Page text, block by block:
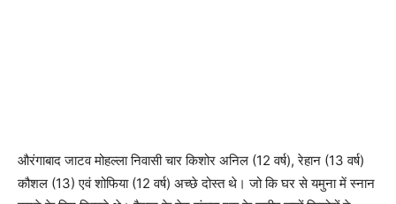
औरंगाबाद जाटव मोहल्ला निवासी चार किशोर अनिल (12 वर्ष), रेहान (13 वर्ष)
कौशल (13) एवं शोफिया (12 वर्ष) अच्छे दोस्त थे। जो कि घर से यमुना में स्नान